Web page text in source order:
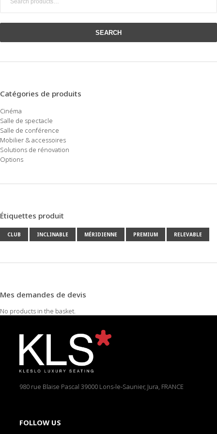
SEARCH
Catégories de produits
Cinéma
Salle de spectacle
Salle de conférence
Mobilier & accessoires
Solutions de rénovation
Options
Étiquettes produit
CLUB INCLINABLE MÉRIDIENNE PREMIUM RELEVABLE
Mes demandes de devis
No products in the basket.
980 rue Blaise Pascal 39000 Lons-le-Saunier, Jura, FRANCE
FOLLOW US